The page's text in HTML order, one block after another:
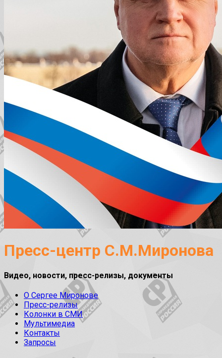
Пресс-центр С.М.Миронова
Видео, новости, пресс-релизы, документы
О Сергее Миронове
Пресс-релизы
Колонки в СМИ
Мультимедиа
Контакты
Запросы